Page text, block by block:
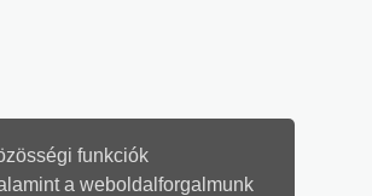
funkciók
a weboldalforgalmunk